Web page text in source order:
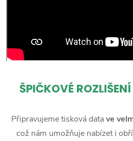
ŠPIČKOVÉ
Připravujeme tisková datave
což nám umožňuje nabízet i